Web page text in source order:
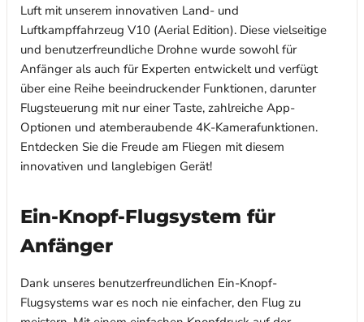
Luft mit unserem innovativen Land- und
Luftkampffahrzeug V10 (Aerial Edition). Diese vielseitige
und benutzerfreundliche Drohne wurde sowohl für
Anfänger als auch für Experten entwickelt und verfügt
über eine Reihe beeindruckender Funktionen, darunter
Flugsteuerung mit nur einer Taste, zahlreiche App-
Optionen und atemberaubende 4K-Kamerafunktionen.
Entdecken Sie die Freude am Fliegen mit diesem
innovativen und langlebigen Gerät!
Ein-Knopf-Flugsystem für
Anfänger
Dank unseres benutzerfreundlichen Ein-Knopf-
Flugsystems war es noch nie einfacher, den Flug zu